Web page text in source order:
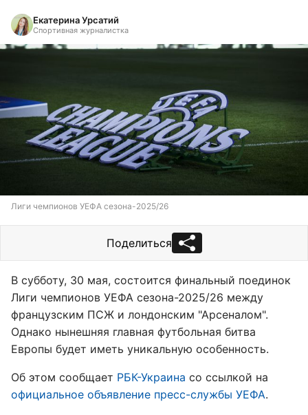
Екатерина Урсатий
Спортивная журналистка
Лиги чемпионов УЕФА сезона-2025/26
Поделиться
В субботу, 30 мая, состоится финальный поединок
Лиги чемпионов УЕФА сезона-2025/26 между
французским ПСЖ и лондонским "Арсеналом".
Однако нынешняя главная футбольная битва
Европы будет иметь уникальную особенность.
Об этом сообщает РБК-Украина со ссылкой на
официальное объявление пресс-службы УЕФА.